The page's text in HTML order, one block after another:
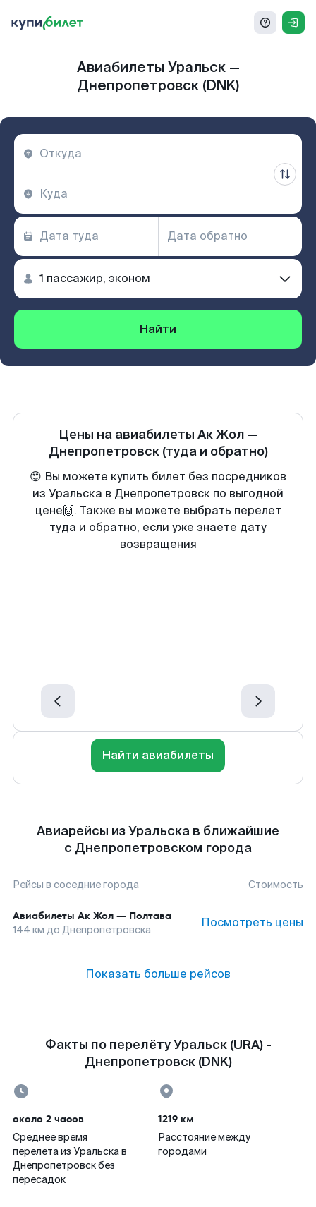
Авиабилеты Уральск —
Днепропетровск (DNK)
Найти
Цены на авиабилеты Ак Жол —
Днепропетровск (туда и обратно)
😍 Вы можете купить билет без посредников
из Уральска в Днепропетровск по выгодной
цене🙌. Также вы можете выбрать перелет
туда и обратно, если уже знаете дату
возвращения
Найти авиабилеты
Авиарейсы из Уральска в ближайшие
с Днепропетровском города
Рейсы в соседние города Стоимость
Авиабилеты Ак Жол — Полтава
144 км до Днепропетровска Посмотреть цены
Показать больше рейсов
Факты по перелёту Уральск (URA) -
Днепропетровск (DNK)
около 2 часов
Среднее время
перелета из Уральска в
Днепропетровск без
пересадок
1219 км
Расстояние между
городами